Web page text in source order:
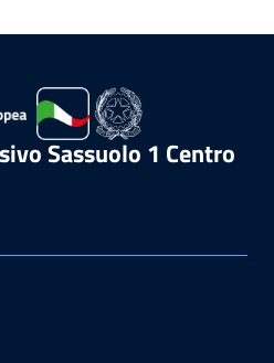
Sassuolo 1 Centro